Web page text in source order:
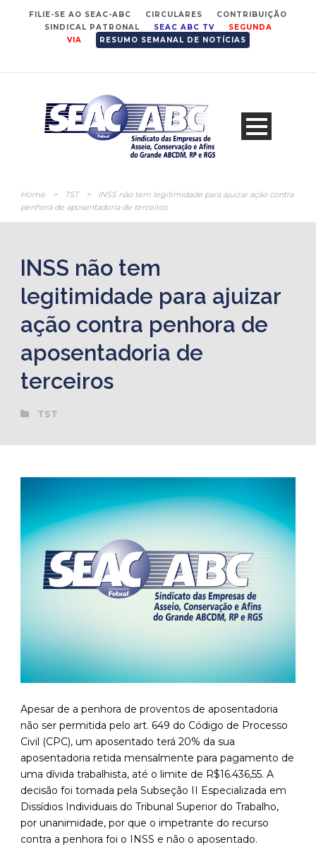
FILIE-SE AO SEAC-ABC CIRCULARES
CONTRIBUIÇÃO
SINDICAL PATRONAL
SEAC ABC TV
SEGUNDA
VIA
RESUMO SEMANAL DE NOTÍCIAS
Home > TST >
INSS não tem legitimidade para ajuizar ação contra
penhora de aposentadoria de terceiros
INSS não tem
legitimidade para ajuizar
ação contra penhora de
aposentadoria de
terceiros
TST
Apesar de a penhora de proventos de aposentadoria
não ser permitida pelo art. 649 do Código de Processo
Civil (CPC), um aposentado terá 20% da sua
aposentadoria retida mensalmente para pagamento de
uma dívida trabalhista, até o limite de R$16.436,55. A
decisão foi tomada pela Subseção II Especializada em
Dissídios Individuais do Tribunal Superior do Trabalho,
por unanimidade, por que o impetrante do recurso
contra a penhora foi o INSS e não o aposentado.